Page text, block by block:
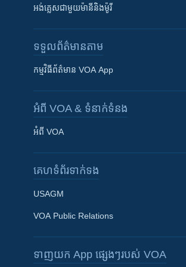
Khmer English
អង់គ្លេស​ជាមួយ​ម៉ានី​និង​ម៉ូរី
ទទួល​ព័ត៌មាន​តាម
កម្មវិធី​ព័ត៌មាន VOA App
អំពី​ VOA & ទំនាក់ទំនង
អំពី​ VOA
គេហទំព័រ​​ទាក់ទង
USAGM
VOA Public Relations
ទាញយក​ App ផ្សេងៗ​របស់​ VOA